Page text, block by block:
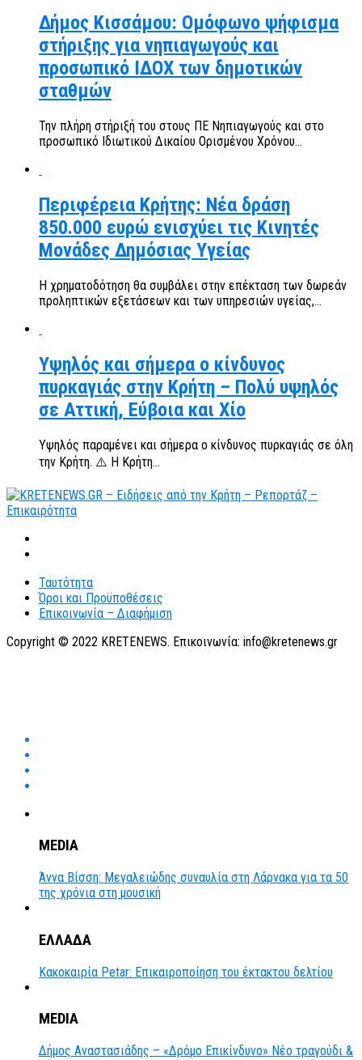
Δήμος Κισσάμου: Ομόφωνο ψήφισμα
στήριξης για νηπιαγωγούς και
προσωπικό ΙΔΟΧ των δημοτικών
σταθμών
Την πλήρη στήριξή του στους ΠΕ Νηπιαγωγούς και στο
προσωπικό Ιδιωτικού Δικαίου Ορισμένου Χρόνου...
Περιφέρεια Κρήτης: Νέα δράση
850.000 ευρώ ενισχύει τις Κινητές
Μονάδες Δημόσιας Υγείας
Η χρηματοδότηση θα συμβάλει στην επέκταση των δωρεάν
προληπτικών εξετάσεων και των υπηρεσιών υγείας,...
Υψηλός και σήμερα ο κίνδυνος
πυρκαγιάς στην Κρήτη – Πολύ υψηλός
σε Αττική, Εύβοια και Χίο
Υψηλός παραμένει και σήμερα ο κίνδυνος πυρκαγιάς σε όλη
την Κρήτη. ⚠️ Η Κρήτη...
Ταυτότητα
Όροι και Προϋποθέσεις
Επικοινωνία – Διαφήμιση
Copyright © 2022 KRETENEWS. Επικοινωνία: info@kretenews.gr
MEDIA
Άννα Βίσση: Μεγαλειώδης συναυλία στη Λάρνακα για τα 50
της χρόνια στη μουσική
ΕΛΛΑΔΑ
Κακοκαιρία Petar: Επικαιροποίηση του έκτακτου δελτίου
MEDIA
Δήμος Αναστασιάδης – «Δρόμο Επικίνδυνο» Νέο τραγούδι &